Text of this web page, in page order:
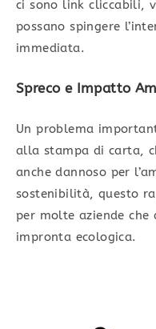
ci sono link cliccabili,
possano spingere
immediata.
Spreco e Impatto
Un problema
alla stampa di carta,
anche dannoso per
sostenibilità, questo
per molte aziende
impronta ecologica.